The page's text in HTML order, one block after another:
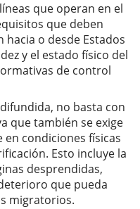
que operan en el
que deben
o desde Estados
y el estado físico del
de control
no basta con
que también se exige
condiciones físicas
Esto incluye la
desprendidas,
que pueda
migratorios.